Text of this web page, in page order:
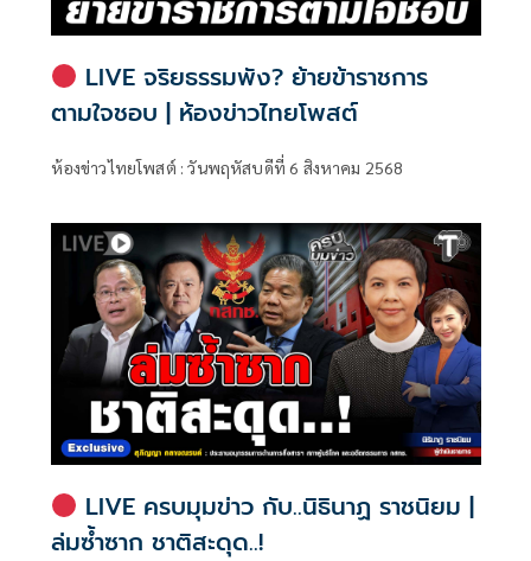
LIVE จริยธรรมพัง? ย้ายข้าราชการ
ตามใจชอบ | ห้องข่าวไทยโพสต์
ห้องข่าวไทยโพสต์ : วันพฤหัสบดีที่ 6 สิงหาคม 2568
LIVE ครบมุมข่าว กับ..นิธินาฏ ราชนิยม |
ล่มซ้ำซาก ชาติสะดุด..!